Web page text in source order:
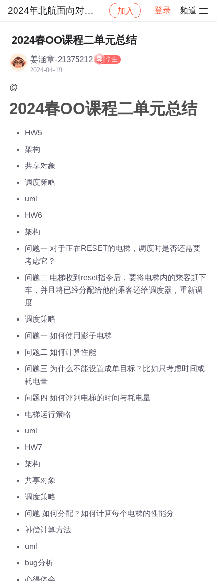
2024年北航面向对象设计与构造 加入 登录 频道
社区 2024年北航面向对象设计与构造
2024春OO课程二单元总结
姜涵章-21375212 学生
2024-04-19
@
2024春OO课程二单元总结
HW5
架构
共享对象
调度策略
uml
HW6
架构
问题一 对于正在RESET的电梯，调度时是否还需要
考虑它？
问题二 电梯收到reset指令后，要将电梯内的乘客赶下
车，并且将已经分配给他的乘客还给调度器，重新调
度
调度策略
问题一 如何使用影子电梯
问题二 如何计算性能
问题三 为什么不能设置成单目标？比如只考虑时间或
耗电量
问题四 如何评判电梯的时间与耗电量
电梯运行策略
uml
HW7
架构
共享对象
调度策略
问题 如何分配？如何计算每个电梯的性能分
补偿计算方法
uml
bug分析
心得体会